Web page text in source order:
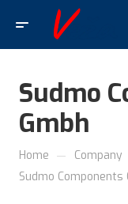
Sudmo
Gmbh
Home — Company
Sudmo Components